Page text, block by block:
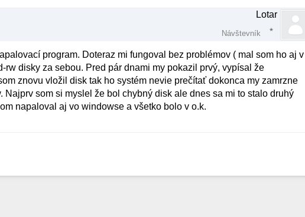
Lotar
Návštevník
program. Doteraz mi fungoval bez problémov ( mal som ho aj v
rw disky za sebou. Pred pár dnami my pokazil prvý, vypísal že
znovu vložil disk tak ho systém nevie prečítať dokonca my zamrzne
Najprv som si myslel že bol chybný disk ale dnes sa mi to stalo druhý
napaloval aj vo windowse a všetko bolo v o.k.